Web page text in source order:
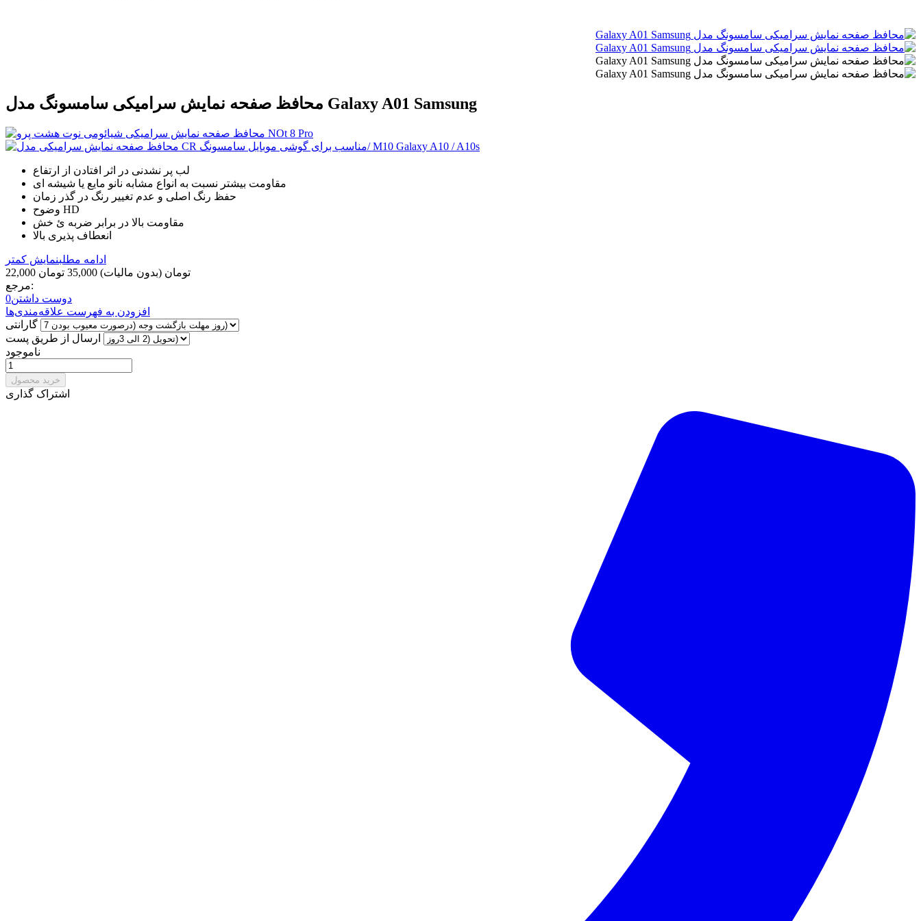
محافظ صفحه نمایش سرامیکی سامسونگ مدل Galaxy A01 Samsung
مقاومت بیشتر نسبت به انواع مشابه نانو مایع یا شیشه ای
وضوح HD
انعطاف پذیری بالا
ادامه مطلبنمایش کمتر
22,000 تومان (بدون مالیات) 35,000 تومان
مرجع:
دوست داشتن0
افزودن به فهرست علاقه‌مندی‌ها
گارانتی
ارسال از طریق پست
ناموجود
خرید محصول
اشتراک گذاری